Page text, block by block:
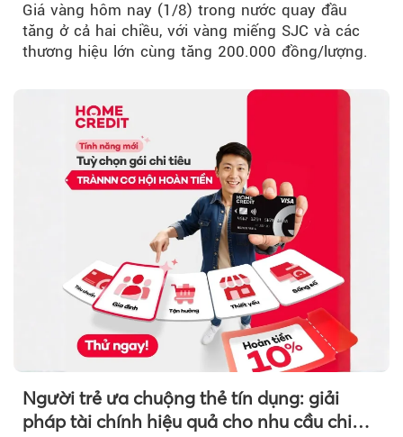
Giá vàng hôm nay (1/8) trong nước quay đầu
tăng ở cả hai chiều, với vàng miếng SJC và các
thương hiệu lớn cùng tăng 200.000 đồng/lượng.
Người trẻ ưa chuộng thẻ tín dụng: giải
pháp tài chính hiệu quả cho nhu cầu chi